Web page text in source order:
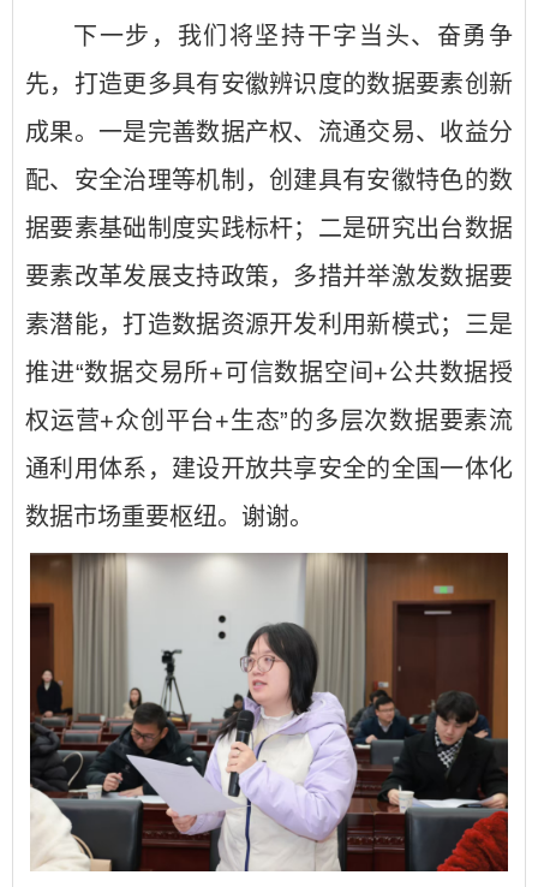
下一步，我们将坚持干字当头、奋勇争
先，打造更多具有安徽辨识度的数据要素创新
成果。一是完善数据产权、流通交易、收益分
配、安全治理等机制，创建具有安徽特色的数
据要素基础制度实践标杆；二是研究出台数据
要素改革发展支持政策，多措并举激发数据要
素潜能，打造数据资源开发利用新模式；三是
推进“数据交易所+可信数据空间+公共数据授
权运营+众创平台+生态”的多层次数据要素流
通利用体系，建设开放共享安全的全国一体化
数据市场重要枢纽。谢谢。